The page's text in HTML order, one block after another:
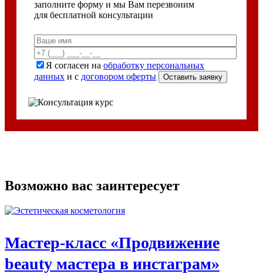
заполните форму и мы Вам перезвоним
для бесплатной консультации
Я согласен на обработку персональных
данных и с договором оферты
Возможно вас заинтересует
Мастер-класс «Продвижение
beauty мастера в инстаграм»